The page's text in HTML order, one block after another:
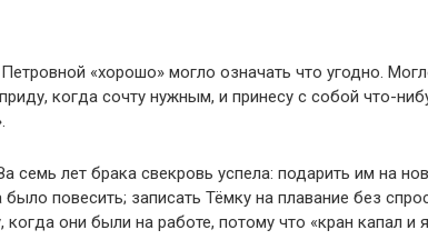
«хорошо» могло означать что угодно.
когда сочту нужным, и принесу с собой что-
семь лет брака свекровь успела: подарить им на
повесить; записать Тёмку на плавание без
когда они были на работе, потому что «кран капал и